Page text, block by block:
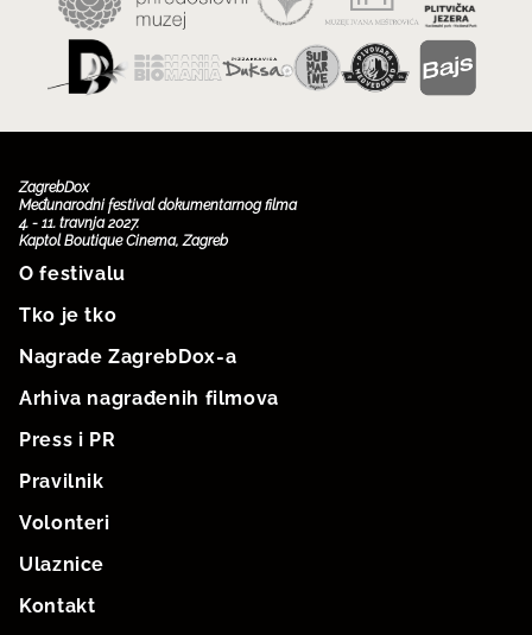
ZagrebDox
Međunarodni festival dokumentarnog filma
4. - 11. travnja 2027.
Kaptol Boutique Cinema, Zagreb
O festivalu
Tko je tko
Nagrade ZagrebDox-a
Arhiva nagrađenih filmova
Press i PR
Pravilnik
Volonteri
Ulaznice
Kontakt